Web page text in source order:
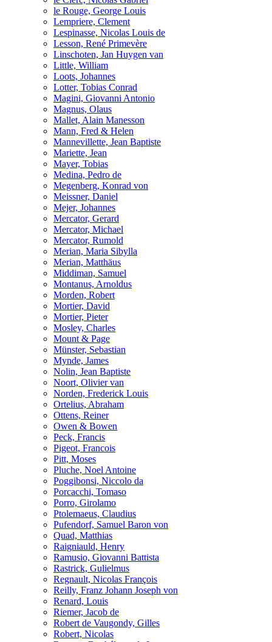
le Rouge, George Louis
Lempriere, Clement
Lespinasse, Nicolas Louis de
Lesson, René Primevère
Linschoten, Jan Huygen van
Little, William
Loots, Johannes
Lotter, Tobias Conrad
Magini, Giovanni Antonio
Magnus, Olaus
Mallet, Alain Manesson
Mann, Fred & Helen
Mannevillette, Jean Baptiste
Mariette, Jean
Mayer, Tobias
Medina, Pedro de
Megenberg, Konrad von
Meissner, Daniel
Mejer, Johannes
Mercator, Gerard
Mercator, Michael
Mercator, Rumold
Merian, Maria Sibylla
Merian, Matthäus
Middiman, Samuel
Montanus, Arnoldus
Morden, Robert
Mortier, David
Mortier, Pieter
Mosley, Charles
Mount & Page
Münster, Sebastian
Mynde, James
Nolin, Jean Baptiste
Noort, Olivier van
Norden, Frederick Louis
Ortelius, Abraham
Ottens, Reiner
Owen & Bowen
Peck, Francis
Pigeot, Francois
Pitt, Moses
Pluche, Noel Antoine
Poggibonsi, Niccolo da
Porcacchi, Tomaso
Porro, Girolamo
Ptolemaeus, Claudius
Pufendorf, Samuel Baron von
Quad, Matthias
Raigniauld, Henry
Ramusio, Giovanni Battista
Rastrick, Gulielmus
Regnault, Nicolas François
Reilly, Franz Johann Joseph von
Renard, Louis
Riemer, Jacob de
Robert de Vaugondy, Gilles
Robert, Nicolas